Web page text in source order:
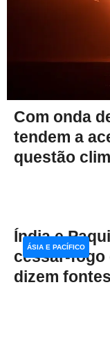
Com onda
tendem a
questão
Índia e
cessar-fogo
dizem fontes
ÁSIA E PACÍFICO